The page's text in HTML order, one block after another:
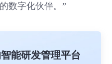
数字化伙伴。”
能研发管理平台